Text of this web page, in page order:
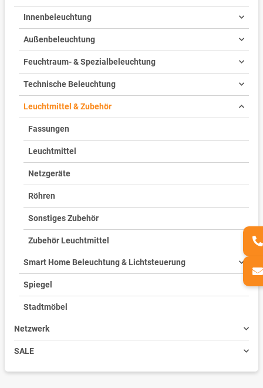
Innenbeleuchtung
Außenbeleuchtung
Feuchtraum- & Spezialbeleuchtung
Technische Beleuchtung
Leuchtmittel & Zubehör
Fassungen
Leuchtmittel
Netzgeräte
Röhren
Sonstiges Zubehör
Zubehör Leuchtmittel
Smart Home Beleuchtung & Lichtsteuerung
Spiegel
Stadtmöbel
Netzwerk
SALE